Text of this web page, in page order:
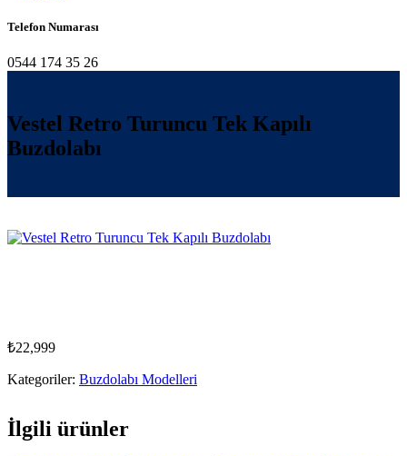
Telefon Numarası
0544 174 35 26
Vestel Retro Turuncu Tek Kapılı
Buzdolabı
₺22,999
Kategoriler: Buzdolabı Modelleri
İlgili ürünler